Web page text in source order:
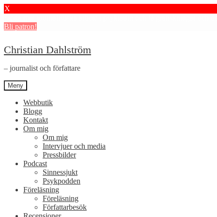
X
Bli patron!
Hoppa
till
navigering
Hoppa
till
innehåll
Christian Dahlström
– journalist och författare
Meny
Webbutik
Blogg
Kontakt
Om mig
Om mig
Intervjuer och media
Pressbilder
Podcast
Sinnessjukt
Psykpodden
Föreläsning
Föreläsning
Författarbesök